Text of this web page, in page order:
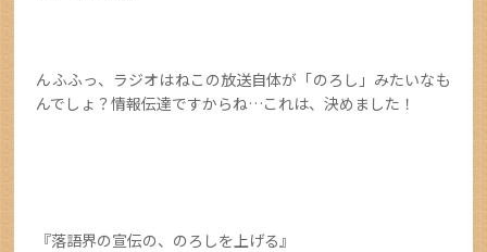
んふふっ、ラジオはねこの放送自体が「のろし」みたいなも
んでしょ？情報伝達ですからね…これは、決めました！
『落語界の宣伝の、のろしを上げる』